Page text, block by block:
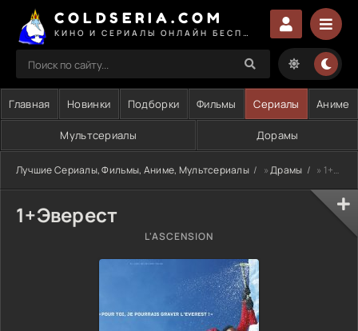
COLDSERIA.COM
Главная Новинки Подборки Фильмы Сериалы Аниме
Мультсериалы Дорамы
Лучшие Сериалы, Фильмы, Аниме, Мультсериалы »Драмы » 1+Эверест
1+Эверест
L'ASCENSION